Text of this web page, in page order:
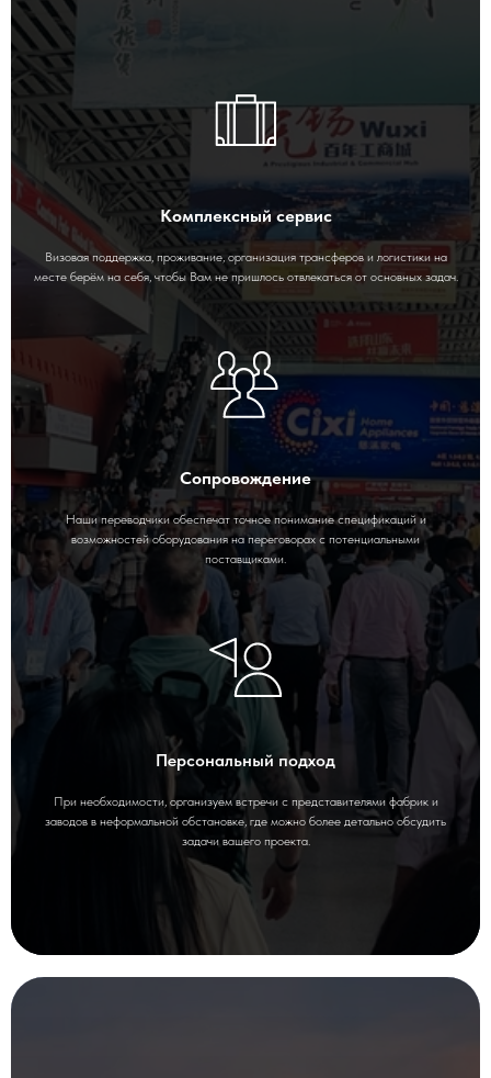
Комплексный сервис
Визовая поддержка, проживание, организация трансферов и логистики на
месте берём на себя, чтобы Вам не пришлось отвлекаться от основных задач.
Сопровождение
Наши переводчики обеспечат точное понимание спецификаций и
возможностей оборудования на переговорах с потенциальными
поставщиками.
Персональный подход
При необходимости, организуем встречи с представителями фабрик и
заводов в неформальной обстановке, где можно более детально обсудить
задачи вашего проекта.